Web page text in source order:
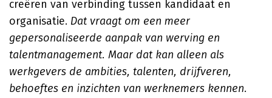
creëren van verbinding tussen kandidaat en
organisatie. Dat vraagt om een meer
gepersonaliseerde aanpak van werving en
talentmanagement. Maar dat kan alleen als
werkgevers de ambities, talenten, drijfveren,
behoeftes en inzichten van werknemers kennen.